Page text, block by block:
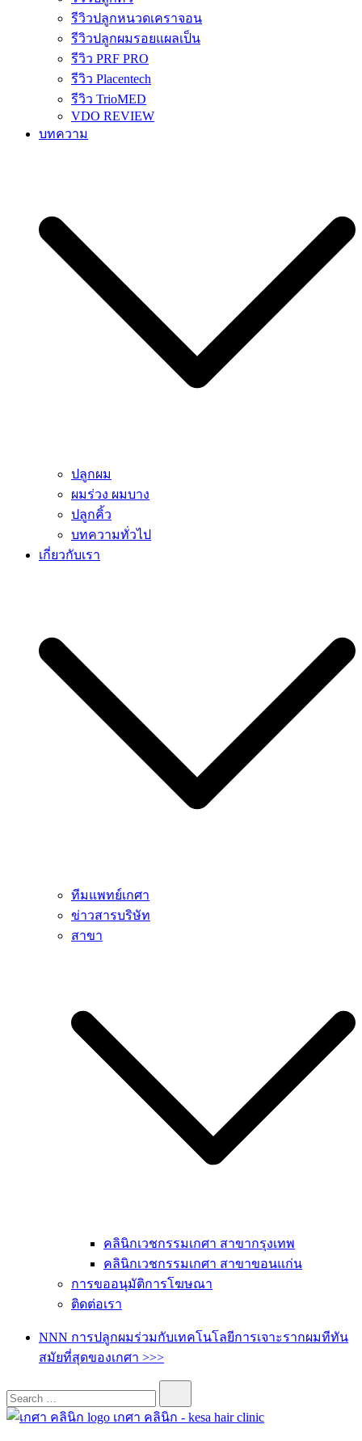
รีวิวปลูกหนวดเคราจอน
รีวิวปลูกผมรอยแผลเป็น
รีวิว PRF PRO
รีวิว Placentech
รีวิว TrioMED
VDO REVIEW
บทความ
ปลูกผม
ผมร่วง ผมบาง
ปลูกคิ้ว
บทความทั่วไป
เกี่ยวกับเรา
ทีมแพทย์เกศา
ข่าวสารบริษัท
สาขา
คลินิกเวชกรรมเกศา สาขากรุงเทพ
คลินิกเวชกรรมเกศา สาขาขอนแก่น
การขออนุมัติการโฆษณา
ติดต่อเรา
NNN การปลูกผมร่วมกับเทคโนโลยีการเจาะรากผมทีทัน
สมัยที่สุดของเกศา >>>